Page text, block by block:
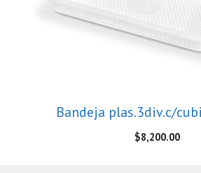
Bandeja plas.3div.c/
$8,200.00